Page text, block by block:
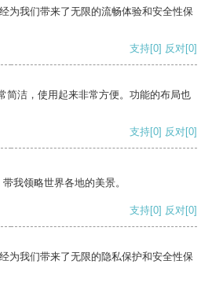
为我们带来了无限的流畅体验和安全性保
支持[0] 反对[0]
简洁，使用起来非常方便。功能的布局也
支持[0] 反对[0]
我领略世界各地的美景。
支持[0] 反对[0]
为我们带来了无限的隐私保护和安全性保